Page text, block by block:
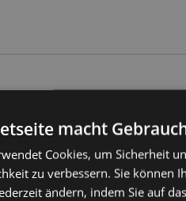
macht
Cookies, um Sicherheit
zu verbessern. Sie können
ändern, indem Sie auf